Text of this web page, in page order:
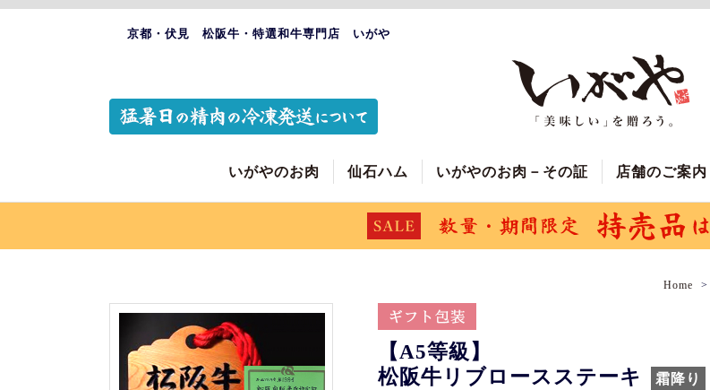
京都・伏見 松阪牛・特選和牛専門店 いがや
いがやのお肉 仙石ハム いがやのお肉－その証 店舗のご案内
Home
【A5等級】
松阪牛リブロースステーキ
霜降り